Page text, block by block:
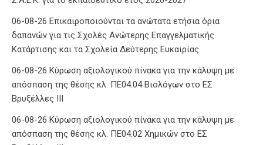
06-08-26 Επικαιροποιούνται τα ανώτατα ετήσια όρια
δαπανών για τις Σχολές Ανώτερης Επαγγελματικής
Κατάρτισης και τα Σχολεία Δεύτερης Ευκαιρίας
06-08-26 Κύρωση αξιολογικού πίνακα για την κάλυψη με
απόσπαση της θέσης κλ. ΠΕ04.04 Βιολόγων στο ΕΣ
Βρυξέλλες ΙΙΙ
06-08-26 Κύρωση αξιολογικού πίνακα για την κάλυψη με
απόσπαση της θέσης κλ. ΠΕ04.02 Χημικών στο ΕΣ